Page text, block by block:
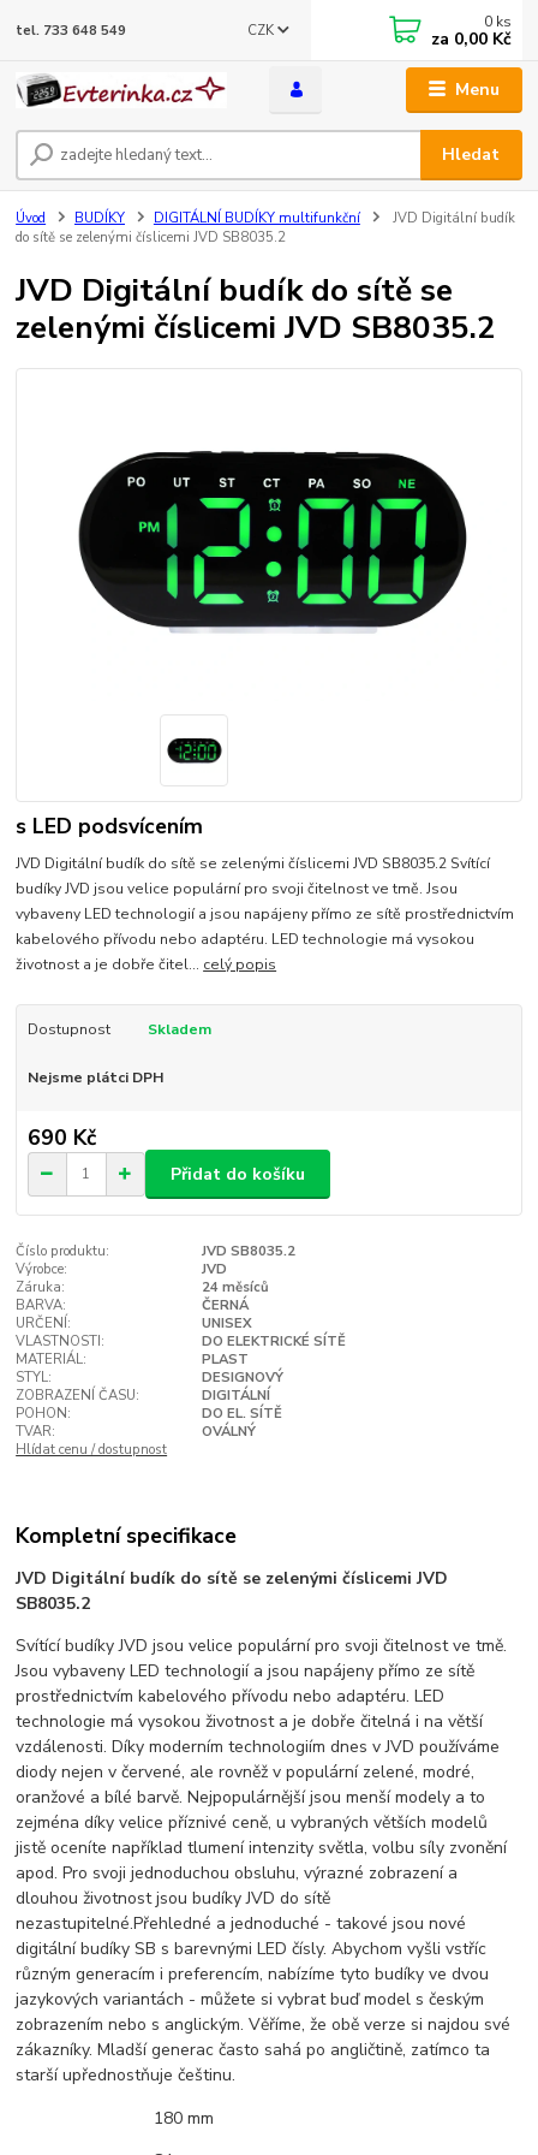
Menu
CZK
Hledat
tel. 733 648 549 0 ks
za 0,00 Kč
Úvod BUDÍKY DIGITÁLNÍ BUDÍKY multifunkční
JVD Digitální budík
do sítě se zelenými číslicemi JVD SB8035.2
JVD Digitální budík do sítě se
zelenými číslicemi JVD SB8035.2
s LED podsvícením
JVD Digitální budík do sítě se zelenými číslicemi JVD SB8035.2 Svítící
budíky JVD jsou velice populární pro svoji čitelnost ve tmě. Jsou
vybaveny LED technologií a jsou napájeny přímo ze sítě prostřednictvím
kabelového přívodu nebo adaptéru. LED technologie má vysokou
životnost a je dobře čitel... celý popis
Dostupnost Skladem
Nejsme plátci DPH
690 Kč
Přidat do košíku
Číslo produktu:
JVD SB8035.2
Výrobce:
JVD
Záruka:
24 měsíců
BARVA:
ČERNÁ
URČENÍ:
UNISEX
VLASTNOSTI:
DO ELEKTRICKÉ SÍTĚ
MATERIÁL:
PLAST
STYL:
DESIGNOVÝ
ZOBRAZENÍ ČASU:
DIGITÁLNÍ
POHON:
DO EL. SÍTĚ
TVAR:
OVÁLNÝ
Hlídat cenu / dostupnost
Kompletní specifikace
JVD Digitální budík do sítě se zelenými číslicemi JVD
SB8035.2
Svítící budíky JVD jsou velice populární pro svoji čitelnost ve tmě.
Jsou vybaveny LED technologií a jsou napájeny přímo ze sítě
prostřednictvím kabelového přívodu nebo adaptéru. LED
technologie má vysokou životnost a je dobře čitelná i na větší
vzdálenosti. Díky moderním technologiím dnes v JVD používáme
diody nejen v červené, ale rovněž v populární zelené, modré,
oranžové a bílé barvě. Nejpopulárnější jsou menší modely a to
zejména díky velice příznivé ceně, u vybraných větších modelů
jistě oceníte například tlumení intenzity světla, volbu síly zvonění
apod. Pro svoji jednoduchou obsluhu, výrazné zobrazení a
dlouhou životnost jsou budíky JVD do sítě
nezastupitelné.Přehledné a jednoduché - takové jsou nové
digitální budíky SB s barevnými LED čísly. Abychom vyšli vstříc
různým generacím i preferencím, nabízíme tyto budíky ve dvou
jazykových variantách - můžete si vybrat buď model s českým
zobrazením nebo s anglickým. Věříme, že obě verze si najdou své
zákazníky. Mladší generac často sahá po angličtině, zatímco ta
starší upřednostňuje češtinu.
180 mm